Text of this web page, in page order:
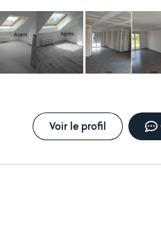
la chatière qu'il a soit disant commander sur
: toujours pas de chatière + un trou dans
recommande absolument pas cette
Voir le profil